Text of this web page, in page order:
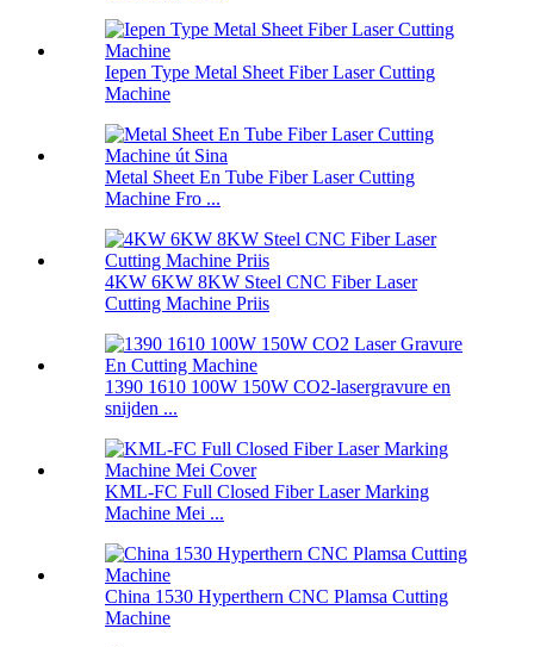
Iepen Type Metal Sheet Fiber Laser Cutting
Machine
Metal Sheet En Tube Fiber Laser Cutting
Machine Fro ...
4KW 6KW 8KW Steel CNC Fiber Laser
Cutting Machine Priis
1390 1610 100W 150W CO2-lasergravure en
snijden ...
KML-FC Full Closed Fiber Laser Marking
Machine Mei ...
China 1530 Hyperthern CNC Plamsa Cutting
Machine